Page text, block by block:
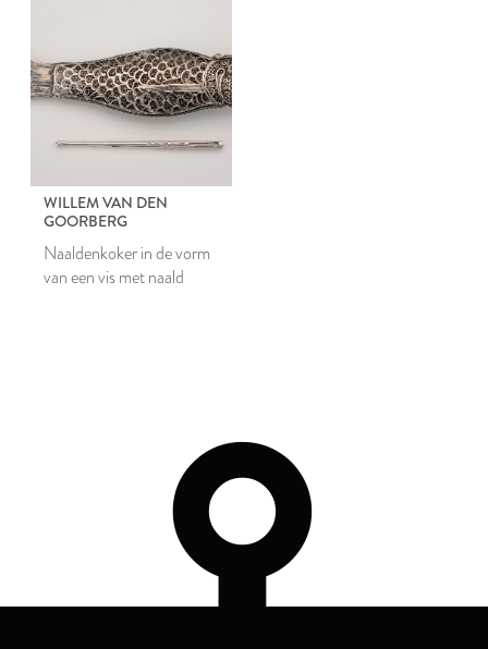
WILLEM VAN DEN
GOORBERG
Naaldenkoker in de vorm
van een vis met naald